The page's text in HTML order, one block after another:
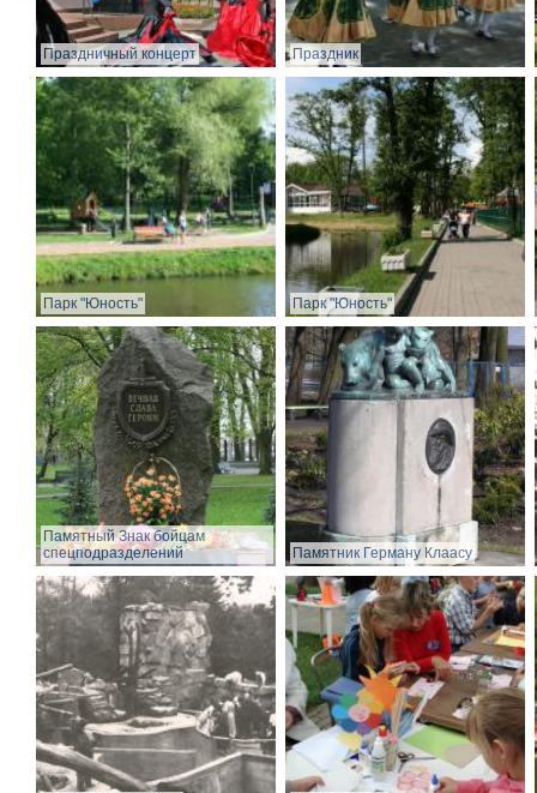
Праздничный концерт Праздник
Парк "Юность" Парк "Юность"
Памятный Знак бойцам
спецподразделений
Памятник Герману Клаасу